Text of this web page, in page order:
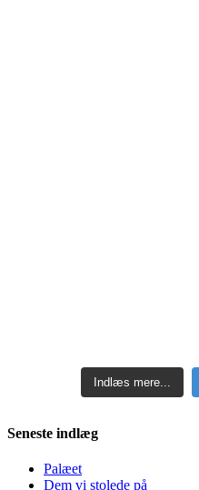
Indlæs mere...
Seneste indlæg
Palæet
Dem vi stolede på